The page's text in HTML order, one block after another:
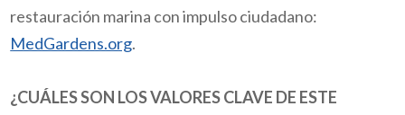
restauración marina con impulso ciudadano:
MedGardens.org.
¿CUÁLES SON LOS VALORES CLAVE DE ESTE